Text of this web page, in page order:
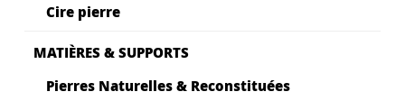
Cire pierre
MATIÈRES & SUPPORTS
Pierres Naturelles & Reconstituées